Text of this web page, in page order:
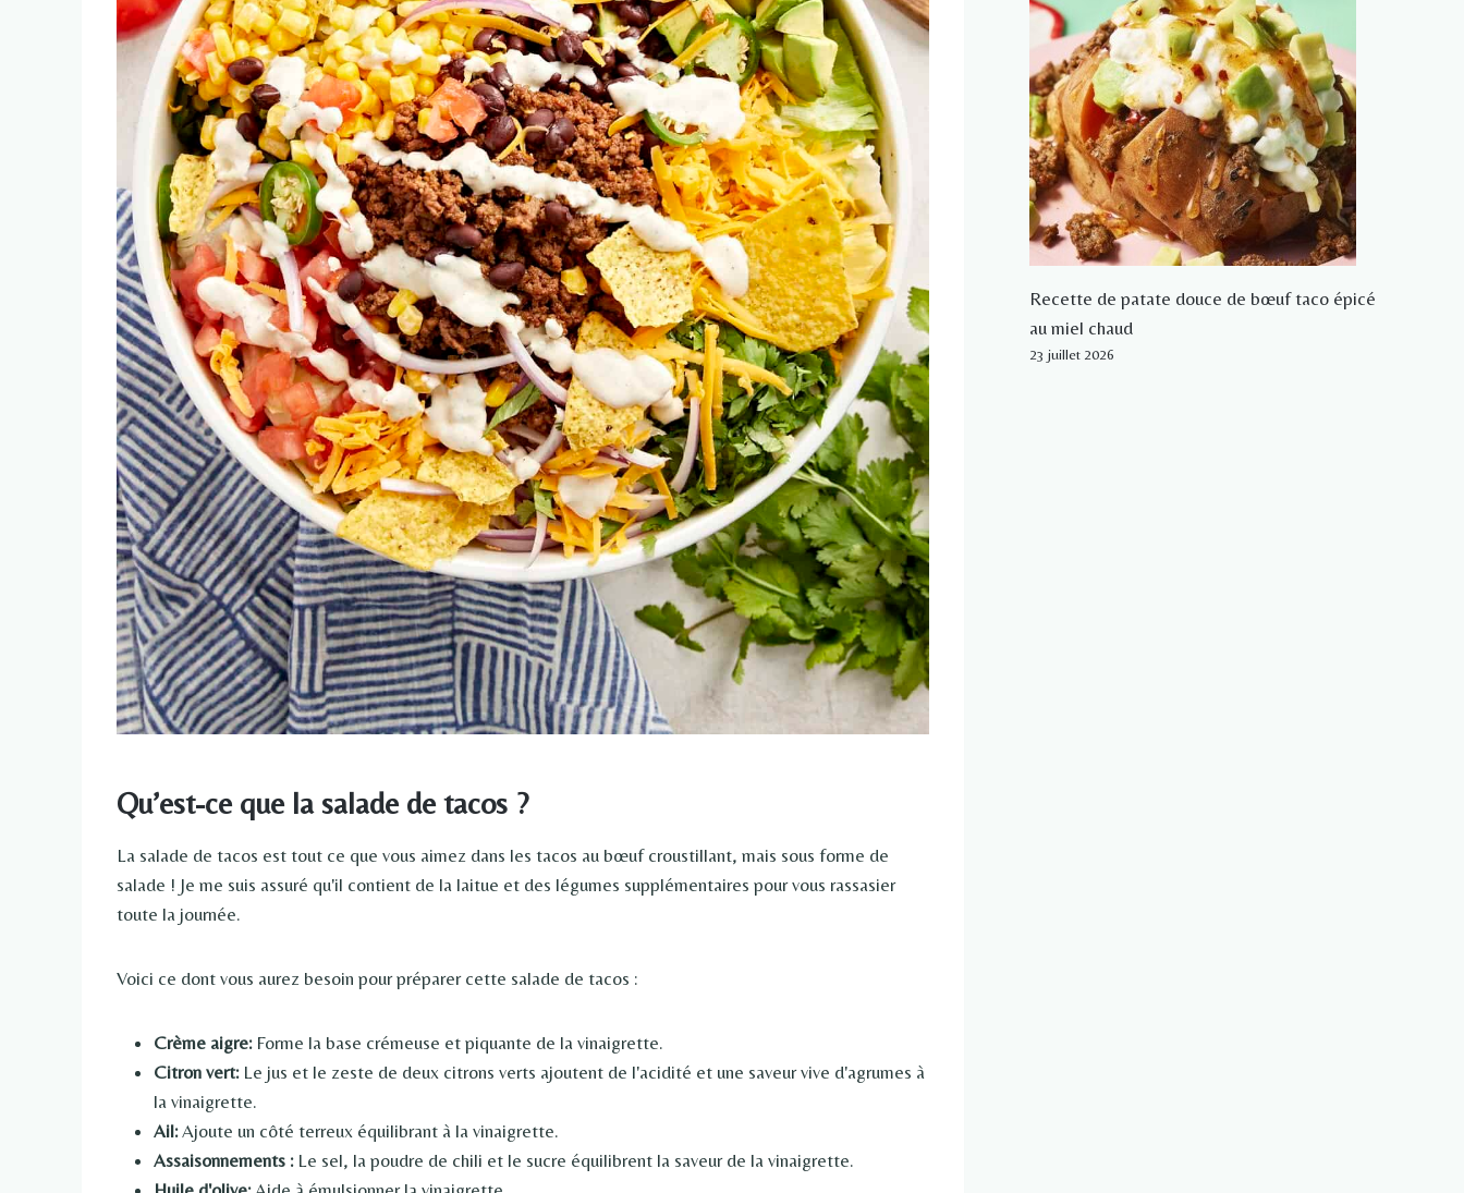
Qu’est-ce que la salade de tacos ?
La salade de tacos est tout ce que vous aimez dans les tacos au bœuf croustillant, mais sous forme de
salade ! Je me suis assuré qu'il contient de la laitue et des légumes supplémentaires pour vous rassasier
toute la journée.
Voici ce dont vous aurez besoin pour préparer cette salade de tacos :
Crème aigre: Forme la base crémeuse et piquante de la vinaigrette.
Citron vert: Le jus et le zeste de deux citrons verts ajoutent de l'acidité et une saveur vive d'agrumes à
la vinaigrette.
Ail:Ajoute un côté terreux équilibrant à la vinaigrette.
Assaisonnements : Le sel, la poudre de chili et le sucre équilibrent la saveur de la vinaigrette.
Recette de patate douce de bœuf taco épicé
au miel chaud
23 juillet 2026